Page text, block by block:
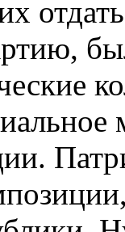
отдать